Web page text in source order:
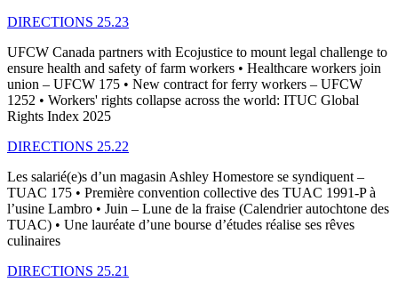
DIRECTIONS 25.23
UFCW Canada partners with Ecojustice to mount legal challenge to
ensure health and safety of farm workers • Healthcare workers join
union – UFCW 175 • New contract for ferry workers – UFCW
1252 • Workers' rights collapse across the world: ITUC Global
Rights Index 2025
DIRECTIONS 25.22
Les salarié(e)s d’un magasin Ashley Homestore se syndiquent –
TUAC 175 • Première convention collective des TUAC 1991-P à
l’usine Lambro • Juin – Lune de la fraise (Calendrier autochtone des
TUAC) • Une lauréate d’une bourse d’études réalise ses rêves
culinaires
DIRECTIONS 25.21